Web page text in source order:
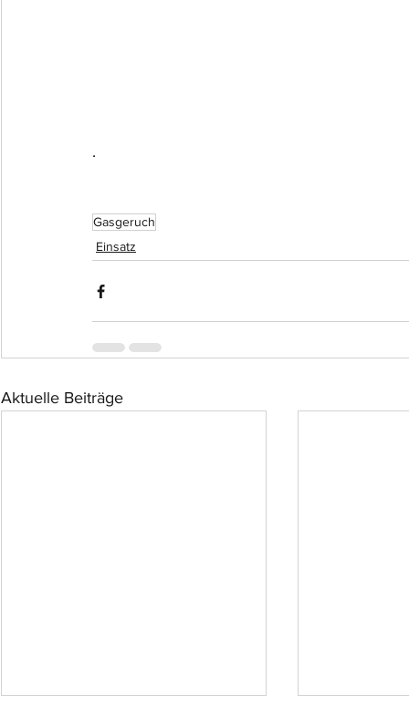
.
Gasgeruch
Einsatz
Aktuelle Beiträge